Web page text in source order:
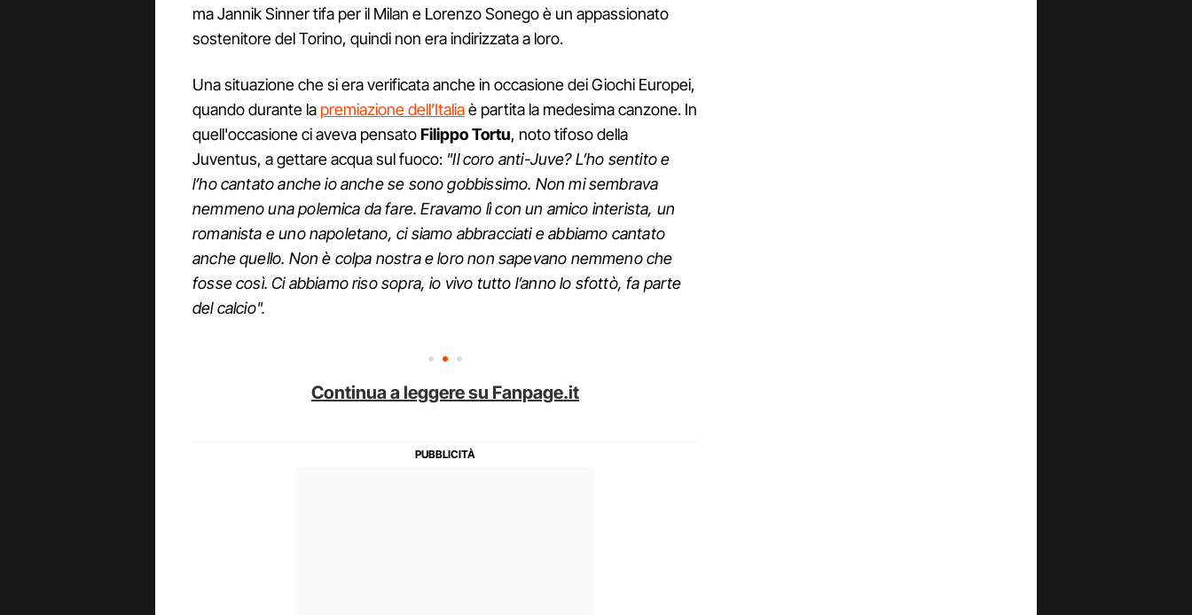
ma Jannik Sinner tifa per il Milan e Lorenzo Sonego è un appassionato
sostenitore del Torino, quindi non era indirizzata a loro.
Una situazione che si era verificata anche in occasione dei Giochi Europei,
quando durante la premiazione dell’Italiaè partita la medesima canzone. In
quell'occasione ci aveva pensatoFilippo Tortu, noto tifoso della
Juventus, a gettare acqua sul fuoco: "Il coro anti-Juve? L’ho sentito e
l’ho cantato anche io anche se sono gobbissimo. Non mi sembrava
nemmeno una polemica da fare. Eravamo lì con un amico interista, un
romanista e uno napoletano, ci siamo abbracciati e abbiamo cantato
anche quello. Non è colpa nostra e loro non sapevano nemmeno che
fosse così. Ci abbiamo riso sopra, io vivo tutto l’anno lo sfottò, fa parte
del calcio".
Continua a leggere su Fanpage.it